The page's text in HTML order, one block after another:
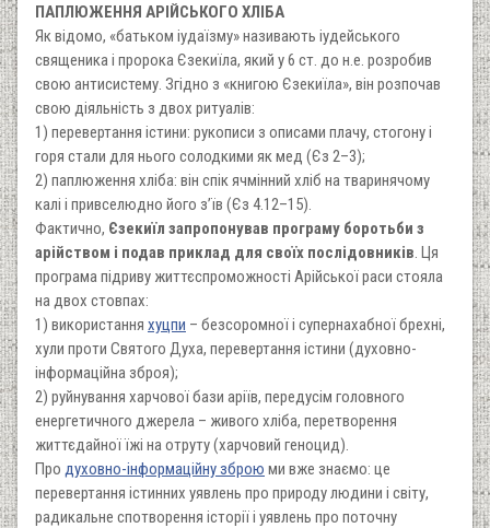
ПАПЛЮЖЕННЯ АРІЙСЬКОГО ХЛІБА
Як відомо, «батьком іудаїзму» називають іудейського
священика і пророка Єзекиїла, який у 6 ст. до н.е. розробив
свою антисистему. Згідно з «книгою Єзекиїла», він розпочав
свою діяльність з двох ритуалів:
1) перевертання істини: рукописи з описами плачу, стогону і
горя стали для нього солодкими як мед (Єз 2–3);
2) паплюження хліба: він спік ячмінний хліб на тваринячому
калі і привселюдно його з’їв (Єз 4.12–15).
Фактично, Єзекиїл запропонував програму боротьби з
арійством і подав приклад для своїх послідовників. Ця
програма підриву життєспроможності Арійської раси стояла
на двох стовпах:
1) використання хуцпи – безсоромної і супернахабної брехні,
хули проти Святого Духа, перевертання істини (духовно-
інформаційна зброя);
2) руйнування харчової бази аріїв, передусім головного
енергетичного джерела – живого хліба, перетворення
життєдайної їжі на отруту (харчовий геноцид).
Про духовно-інформаційну зброю ми вже знаємо: це
перевертання істинних уявлень про природу людини і світу,
радикальне спотворення історії і уявлень про поточну